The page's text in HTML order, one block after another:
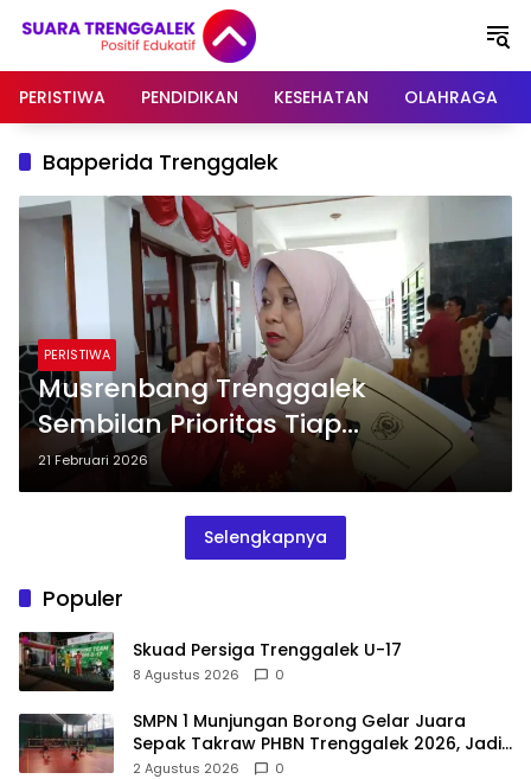
PERISTIWA
PENDIDIKAN KESEHATAN OLAHRAGA
Bapperida Trenggalek
PERISTIWA
Musrenbang Trenggalek
Sembilan Prioritas Tiap
Kecamatan Wajib Dieksekusi
pada 2027
21 Februari 2026
Selengkapnya
Populer
Skuad Persiga Trenggalek U-17
8 Agustus 2026 0
SMPN 1 Munjungan Borong Gelar Juara
Sepak Takraw PHBN Trenggalek 2026, Jadi
Modal Menuju POPDA Jatim
2 Agustus 2026 0